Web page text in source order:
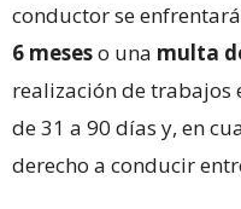
conductor se
6 meseso una multa
realización de trabajos
de 31 a 90 días y, en
derecho a conducir